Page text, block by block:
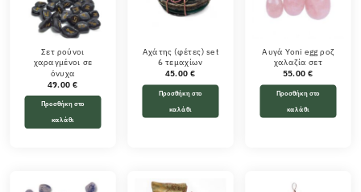
Σετ ρούνοι
χαραγμένοι σε
όνυχα
49.00€
Προσθήκη στο
καλάθι
Αχάτης (φέτες) set
6 τεμαχίων
45.00€
Προσθήκη στο
καλάθι
Αυγά Yoni egg ροζ
χαλαζία σετ
55.00€
Προσθήκη στο
καλάθι